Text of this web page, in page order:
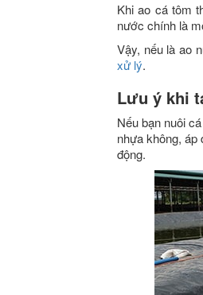
Khi ao cá tôm
nước chính là
Vậy, nếu là ao
xử lý.
Lưu ý khi
Nếu bạn nuôi
nhựa không, áp
động.